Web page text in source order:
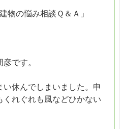
物の悩み相談Ｑ＆Ａ」
です。
休んでしまいました。申
くれぐれも風などひかない